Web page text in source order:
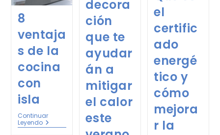
decora
ción
que te
ayudar
án a
mitigar
el calor
este
el
certific
ado
energé
tico y
cómo
mejora
r la
8
ventaja
s de la
cocina
con
isla
Continuar
Leyendo